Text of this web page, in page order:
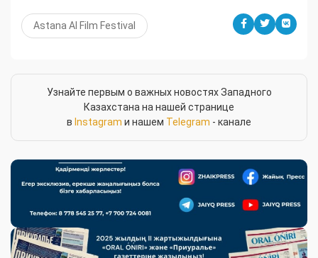
Astana AI Film Festival
Узнайте первым о важных новостях Западного
Казахстана на нашей странице
в Instagram и нашем Telegram - канале